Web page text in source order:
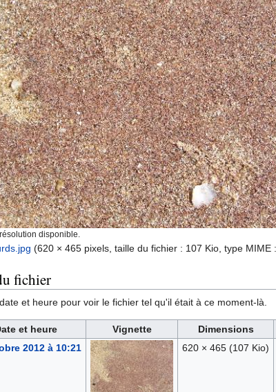
disponible.
(620 × 465 pixels, taille du fichier : 107 Kio, type MIME :
fichier
et heure pour voir le fichier tel qu'il était à ce moment-là.
et heure Vignette Dimensions
2012 à 10:21 620 × 465 (107 Kio)